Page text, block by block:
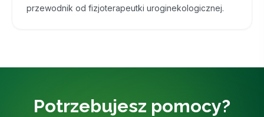
przewodnik od fizjoterapeutki uroginekologicznej.
Potrzebujesz pomocy?